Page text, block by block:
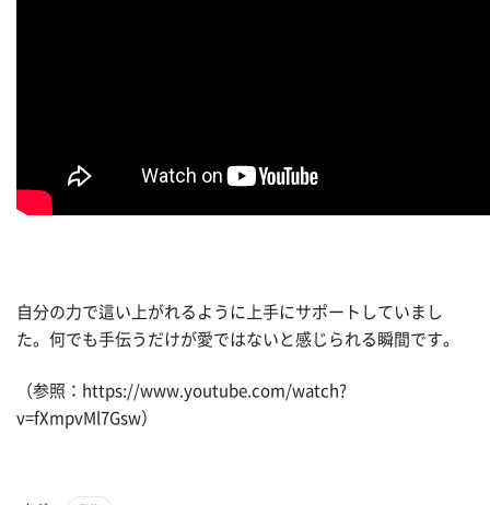
自分の力で這い上がれるように上手にサポートしていまし
た。何でも手伝うだけが愛ではないと感じられる瞬間です。
（参照：https://www.youtube.com/watch?
v=fXmpvMl7Gsw）